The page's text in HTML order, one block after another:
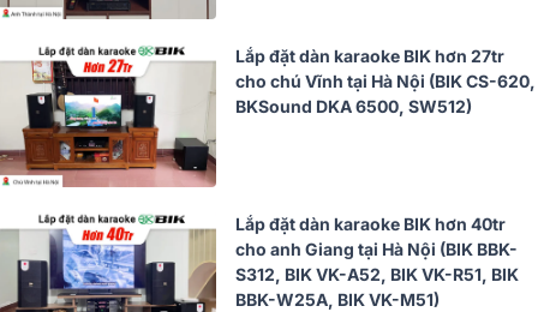
Lắp đặt dàn karaoke BIK hơn 27tr
cho chú Vĩnh tại Hà Nội (BIK CS-620,
BKSound DKA 6500, SW512)
Lắp đặt dàn karaoke BIK hơn 40tr
cho anh Giang tại Hà Nội (BIK BBK-
S312, BIK VK-A52, BIK VK-R51, BIK
BBK-W25A, BIK VK-M51)